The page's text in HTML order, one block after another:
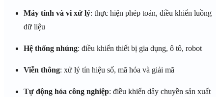
Máy tính và vi xử lý: thực hiện phép toán, điều khiển luồng
dữ liệu
Hệ thống nhúng: điều khiển thiết bị gia dụng, ô tô, robot
Viễn thông: xử lý tín hiệu số, mã hóa và giải mã
Tự động hóa công nghiệp: điều khiển dây chuyền sản xuất